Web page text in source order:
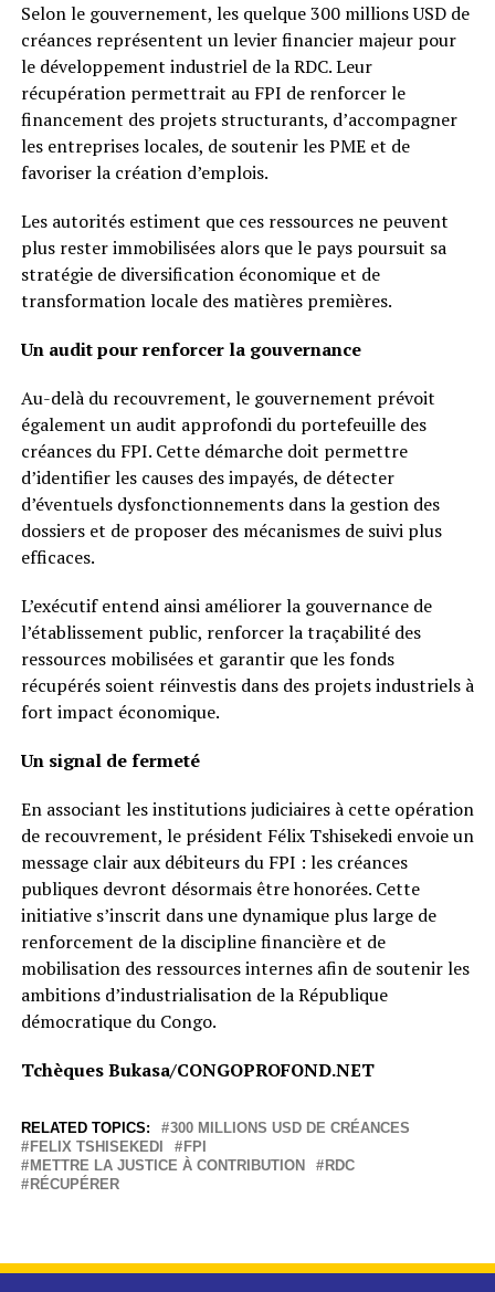
Selon le gouvernement, les quelque 300 millions USD de
créances représentent un levier financier majeur pour
le développement industriel de la RDC. Leur
récupération permettrait au FPI de renforcer le
financement des projets structurants, d’accompagner
les entreprises locales, de soutenir les PME et de
favoriser la création d’emplois.
Les autorités estiment que ces ressources ne peuvent
plus rester immobilisées alors que le pays poursuit sa
stratégie de diversification économique et de
transformation locale des matières premières.
Un audit pour renforcer la gouvernance
Au-delà du recouvrement, le gouvernement prévoit
également un audit approfondi du portefeuille des
créances du FPI. Cette démarche doit permettre
d’identifier les causes des impayés, de détecter
d’éventuels dysfonctionnements dans la gestion des
dossiers et de proposer des mécanismes de suivi plus
efficaces.
L’exécutif entend ainsi améliorer la gouvernance de
l’établissement public, renforcer la traçabilité des
ressources mobilisées et garantir que les fonds
récupérés soient réinvestis dans des projets industriels à
fort impact économique.
Un signal de fermeté
En associant les institutions judiciaires à cette opération
de recouvrement, le président Félix Tshisekedi envoie un
message clair aux débiteurs du FPI : les créances
publiques devront désormais être honorées. Cette
initiative s’inscrit dans une dynamique plus large de
renforcement de la discipline financière et de
mobilisation des ressources internes afin de soutenir les
ambitions d’industrialisation de la République
démocratique du Congo.
Tchèques Bukasa/CONGOPROFOND.NET
RELATED TOPICS:
300 MILLIONS USD DE CRÉANCES
FELIX TSHISEKEDI
FPI
METTRE LA JUSTICE À CONTRIBUTION
RDC
RÉCUPÉRER